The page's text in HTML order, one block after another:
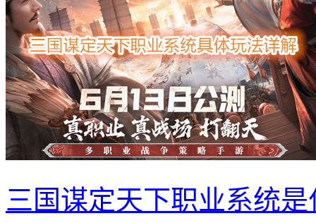
三国谋定天下职业系统